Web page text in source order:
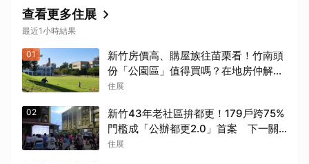
查看更多住展
最近1小時結果
01
新竹房價高、購屋族往苗栗看！竹南頭
份「公園區」值得買嗎？在地房仲解析
優缺點
住展
02
新竹43年老社區拚都更！179戶跨75%
門檻成「公辦都更2.0」首案 下一關
衝90%
住展